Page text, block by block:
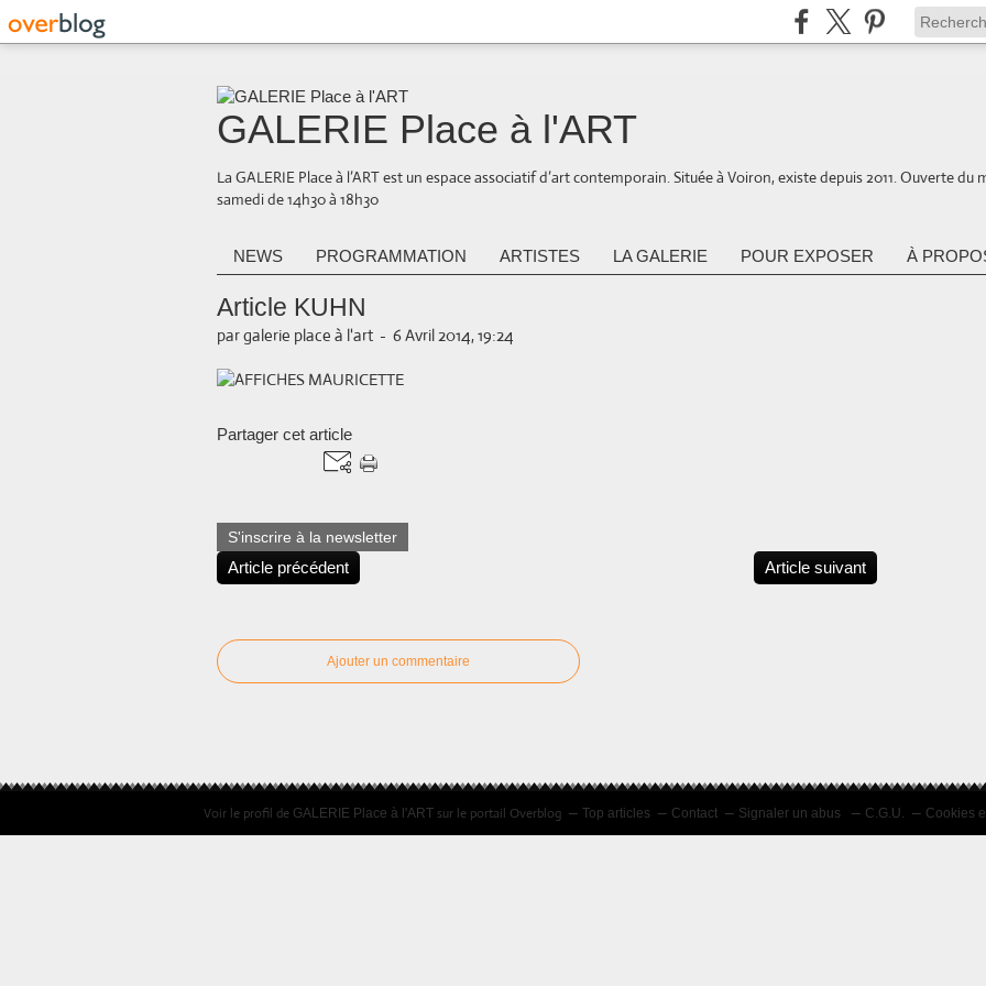
GALERIE Place à l'ART
La GALERIE Place à l’ART est un espace associatif d’art contemporain. Située à Voiron, existe depuis 2011. Ouverte du
samedi de 14h30 à 18h30
NEWS PROGRAMMATION ARTISTES LA GALERIE POUR EXPOSER À
Article KUHN
par galerie place à l'art - 6 Avril 2014, 19:24
Partager cet article
S'inscrire à la newsletter
Article précédent Article suivant
Ajouter un commentaire
Voir le profil de GALERIE Place à l'ARTsur le portail Overblog Top articles Contact Signaler un abus C.G.U. Cookies